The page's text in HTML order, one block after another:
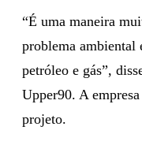
“É uma maneira
problema ambiental
petróleo e gás”,
Upper90. A
projeto.